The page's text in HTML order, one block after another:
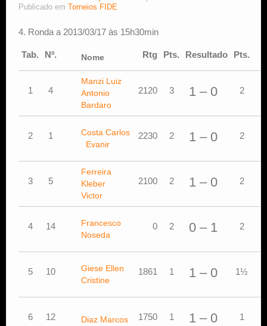
Publicado em
Torneios FIDE
4. Ronda a 2013/03/17 às 15h30min
Tab. Nº. Nome Rtg Pts. Resultado Pts.
1 4
Manzi Luiz
Antonio
Bardaro
2120 3 1 – 0 2
2 1
Costa Carlos
Evanir
2230 2 1 – 0 2
3 5
Ferreira
Kleber
Victor
2100 2 1 – 0 2
4 14
Francesco
Noseda
0 2 0 – 1 2
5 10
Giese Ellen
Cristine
1861 1 1 – 0 1½
6 12 Diaz Marcos 1750 1 1 – 0 1